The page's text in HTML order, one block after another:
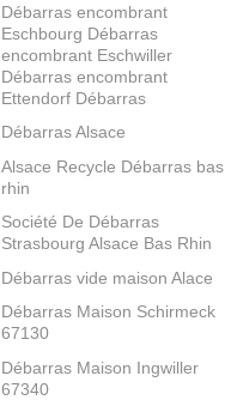
Débarras encombrant
Eschbourg Débarras
encombrant Eschwiller
Débarras encombrant
Ettendorf Débarras
Débarras Alsace
Alsace Recycle Débarras bas
rhin
Société De Débarras
Strasbourg Alsace Bas Rhin
Débarras vide maison Alace
Débarras Maison Schirmeck
67130
Débarras Maison Ingwiller
67340